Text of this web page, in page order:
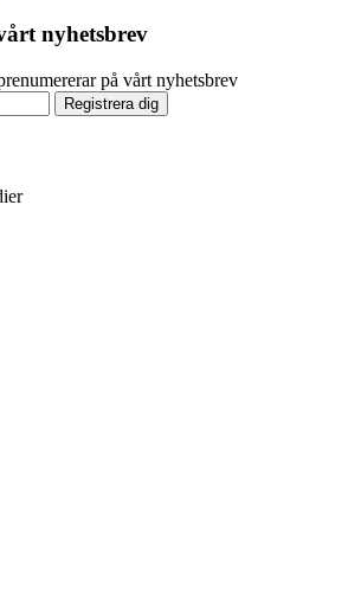
nyhetsbrev
på vårt nyhetsbrev
Registrera dig